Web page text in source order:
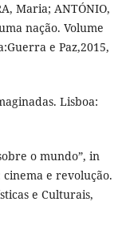
Maria; ANTÓNIO,
nação. Volume
e Paz,2015,
Lisboa:
o mundo”, in
e revolução.
e Culturais,